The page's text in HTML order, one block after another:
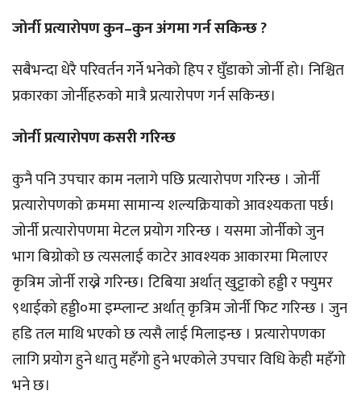
जोर्नी प्रत्यारोपण कुन–कुन अंगमा गर्न सकिन्छ ?
सबैभन्दा धेरै परिवर्तन गर्ने भनेको हिप र घुँडाको जोर्नी हो। निश्चित
प्रकारका जोर्नीहरुको मात्रै प्रत्यारोपण गर्न सकिन्छ।
जोर्नी प्रत्यारोपण कसरी गरिन्छ
कुनै पनि उपचार काम नलागे पछि प्रत्यारोपण गरिन्छ । जोर्नी
प्रत्यारोपणको क्रममा सामान्य शल्यक्रियाको आवश्यकता पर्छ।
जोर्नी प्रत्यारोपणमा मेटल प्रयोग गरिन्छ । यसमा जोर्नीको जुन
भाग बिग्रोको छ त्यसलाई काटेर आवश्यक आकारमा मिलाएर
कृत्रिम जोर्नी राख्ने गरिन्छ। टिबिया अर्थात् खुट्टाको हड्डी र फ्युमर
९थाईको हड्डी०मा इम्प्लान्ट अर्थात् कृत्रिम जोर्नी फिट गरिन्छ । जुन
हडि तल माथि भएको छ त्यसै लाई मिलाइन्छ । प्रत्यारोपणका
लागि प्रयोग हुने धातु महँगो हुने भएकोले उपचार विधि केही महँगो
भने छ।